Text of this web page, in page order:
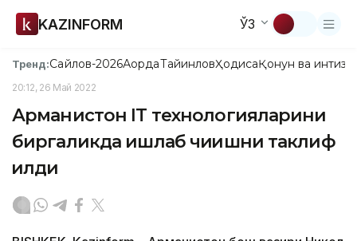
KAZINFORM ЎЗ
Тренд:Сайлов-2026АқордаТайинловҲодисаҚонун ва
20:12, 26 Май 2022
Арманистон IT технологияларини
биргаликда ишлаб чиқишни таклиф
қилди